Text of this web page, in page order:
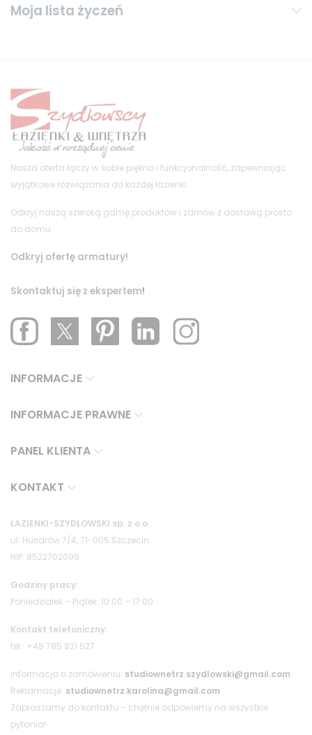
Moja lista życzeń
Nasza oferta łączy w sobie piękno i funkcjonalność, zapewniając
wyjątkowe rozwiązania do każdej łazienki.
Odkryj naszą szeroką gamę produktów i zamów z dostawą prosto
do domu.
Odkryj ofertę armatury!
Skontaktuj się z ekspertem!
INFORMACJE
INFORMACJE PRAWNE
PANEL KLIENTA
KONTAKT
ŁAZIENKI-SZYDŁOWSKI sp. z o.o.
ul. Husarów 7/4, 71-005 Szczecin
NIP: 8522702099
Godziny pracy:
Poniedziałek – Piątek: 10:00 – 17:00
Kontakt telefoniczny:
tel.: +48 785 821 527
informacja o zamówieniu: studiownetrz.szydlowski@gmail.com
Reklamacje: studiownetrz.karolina@gmail.com
Zapraszamy do kontaktu – chętnie odpowiemy na wszystkie
pytania!